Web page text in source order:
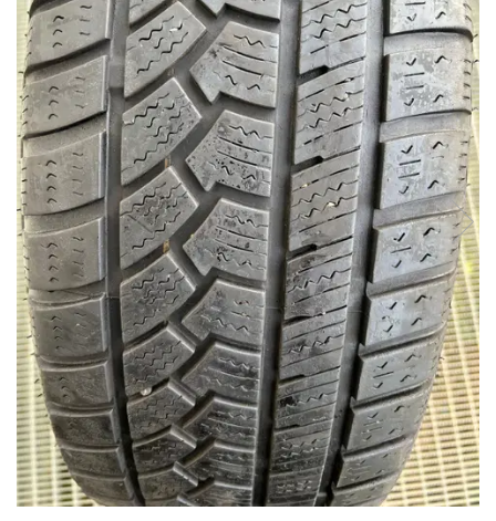
Accesorii Auto
Padele Auto
Accesorii Exterior Auto
Accesorii interior auto
Brelocuri
Huse Scaun
Inele de Ghidaj
Întreținere Auto
Pistoale de curatat (tornadoare)
Pistoale Profesionale
Piese de schimb
Bureti
Perii
Solutii
Solutii Exterior Auto
Solutii interior auto